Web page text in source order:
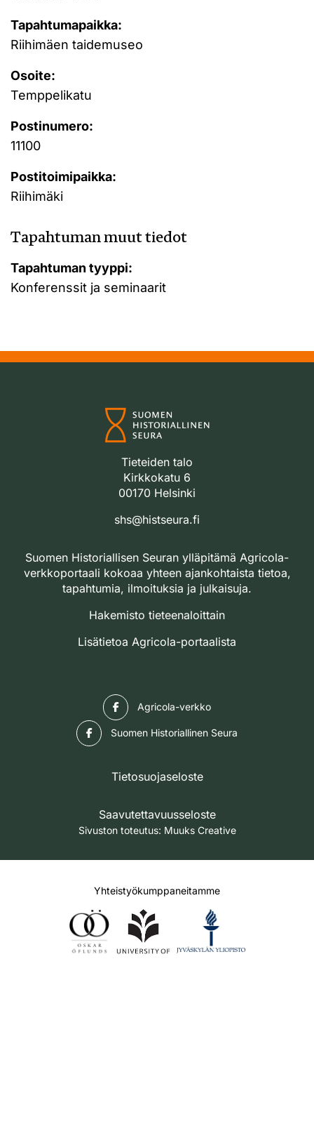
Tapahtumapaikka:
Riihimäen taidemuseo
Osoite:
Temppelikatu
Postinumero:
11100
Postitoimipaikka:
Riihimäki
Tapahtuman muut tiedot
Tapahtuman tyyppi:
Konferenssit ja seminaarit
Tieteiden talo
Kirkkokatu 6
00170 Helsinki
shs@histseura.fi
Suomen Historiallisen Seuran ylläpitämä Agricola-
verkkoportaali kokoaa yhteen ajankohtaista tietoa,
tapahtumia, ilmoituksia ja julkaisuja.
Hakemisto tieteenaloittain
Lisätietoa Agricola-portaalista
Agricola-verkko
Suomen Historiallinen Seura
Tietosuojaseloste
Saavutettavuusseloste
Sivuston toteutus: Muuks Creative
Yhteistyökumppaneitamme